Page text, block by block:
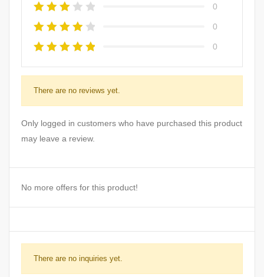
0
0
0
There are no reviews yet.
Only logged in customers who have purchased this product
may leave a review.
No more offers for this product!
There are no inquiries yet.